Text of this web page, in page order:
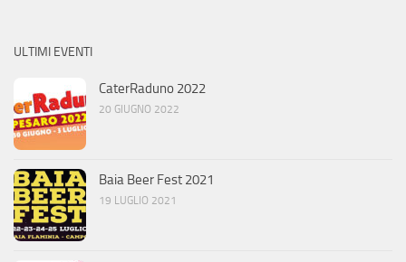
ULTIMI EVENTI
CaterRaduno 2022
20 GIUGNO 2022
Baia Beer Fest 2021
19 LUGLIO 2021